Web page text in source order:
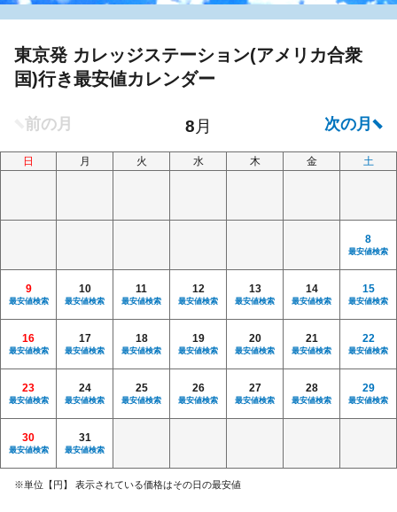
東京発 カレッジステーション(アメリカ合衆
国)行き最安値カレンダー
日 月 火 水 木 金 土
8
最安値検索
9
最安値検索
10
最安値検索
11
最安値検索
12
最安値検索
13
最安値検索
14
最安値検索
15
最安値検索
16
最安値検索
17
最安値検索
18
最安値検索
19
最安値検索
20
最安値検索
21
最安値検索
22
最安値検索
23
最安値検索
24
最安値検索
25
最安値検索
26
最安値検索
27
最安値検索
28
最安値検索
29
最安値検索
30
最安値検索
31
最安値検索
※単位【円】 表示されている価格はその日の最安値